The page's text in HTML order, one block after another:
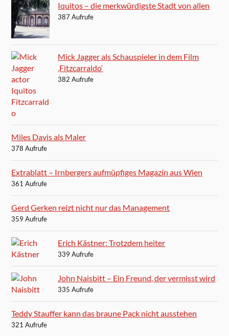
Iquitos – die merkwürdigste Stadt von allen
387 Aufrufe
Mick Jagger als Schauspieler in dem Film
‚Fitzcarraldo‘
382 Aufrufe
Miles Davis als Maler
378 Aufrufe
Extrablatt – Irnbergers aufmüpfiges Magazin aus Wien
361 Aufrufe
Gerd Gerken reizt nicht nur das Management
359 Aufrufe
Erich Kästner: Trotzdem heiter
339 Aufrufe
John Naisbitt – Ein Freund, der vermisst wird
335 Aufrufe
Teddy Stauffer kann das braune Pack nicht ausstehen
321 Aufrufe